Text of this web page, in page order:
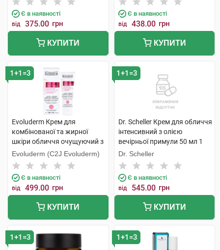
Є в наявності
від 375.00 грн
КУПИТИ
Є в наявності
від 438.00 грн
КУПИТИ
1+1=3
Evoluderm Крем для
комбінованої та жирної
шкіри обличчя очущуючий з
екстрактом грейпфруту
проти недолік.шкіри 50 мл 1
туба
Evoluderm (C2J Evoluderm)
Є в наявності
від 499.00 грн
КУПИТИ
1+1=3
Dr. Scheller Крем для обличчя
інтенсивний з олією
вечірньої примули 50 мл 1
банка
Dr. Scheller
Є в наявності
від 545.00 грн
КУПИТИ
1+1=3 1+1=3